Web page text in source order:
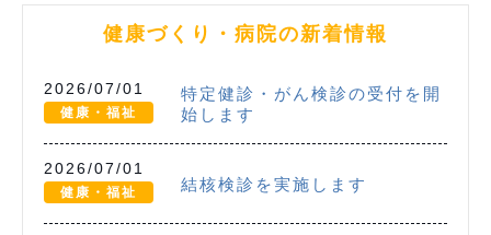
健康づくり・病院の新着情報
2026/07/01
健康・福祉
特定健診・がん検診の受付を開
始します
2026/07/01
健康・福祉 結核検診を実施します